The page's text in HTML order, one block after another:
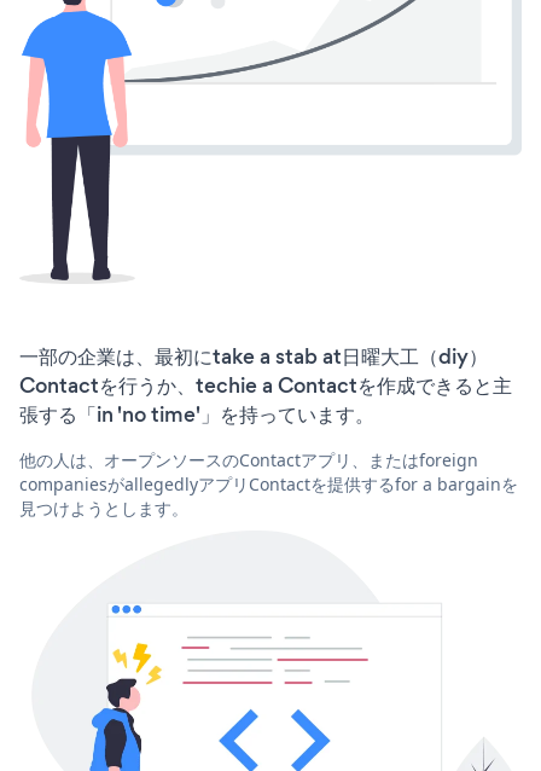
一部の企業は、最初にtake a stab at日曜大工（diy）
Contactを行うか、techie a Contactを作成できると主
張する「in 'no time'」を持っています。
他の人は、オープンソースのContactアプリ、またはforeign
companiesがallegedlyアプリContactを提供するfor a bargainを
見つけようとします。